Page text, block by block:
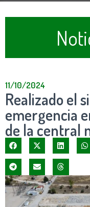
11/10/2024
Realizado el
emergencia
de la central